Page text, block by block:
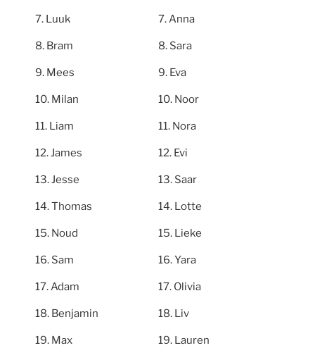
Luuk
Bram
Mees
Milan
Liam
James
Jesse
Thomas
Noud
Sam
Adam
Benjamin
Max
Anna
Sara
Eva
Noor
Nora
Evi
Saar
Lotte
Lieke
Yara
Olivia
Liv
Lauren